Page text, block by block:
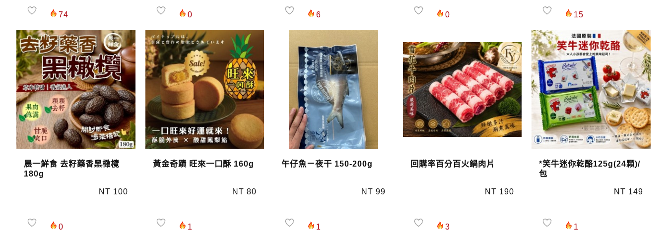
74 0 6 0 15
晨一鮮食 去籽藥香黑橄欖
180g
NT 100
0
黃金奇蹟 旺來一口酥 160g
NT 80
1
午仔魚ㄧ夜干 150-200g
NT 99
1
回購率百分百火鍋肉片
NT 190
3
*笑牛迷你乾酪125g(24顆)/
包
NT 149
1